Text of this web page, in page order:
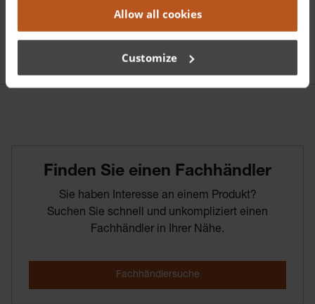
Allow all cookies
Customize
Finden­ Sie­ einen­ Fachhändler
Sie haben Interesse an einem Produkt?
Suchen Sie schnell und unkompliziert einen
Fachhändler in Ihrer Nähe.